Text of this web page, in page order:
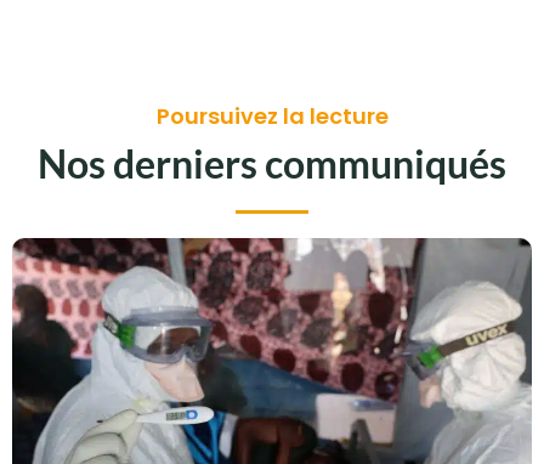
Poursuivez la lecture
Nos derniers communiqués